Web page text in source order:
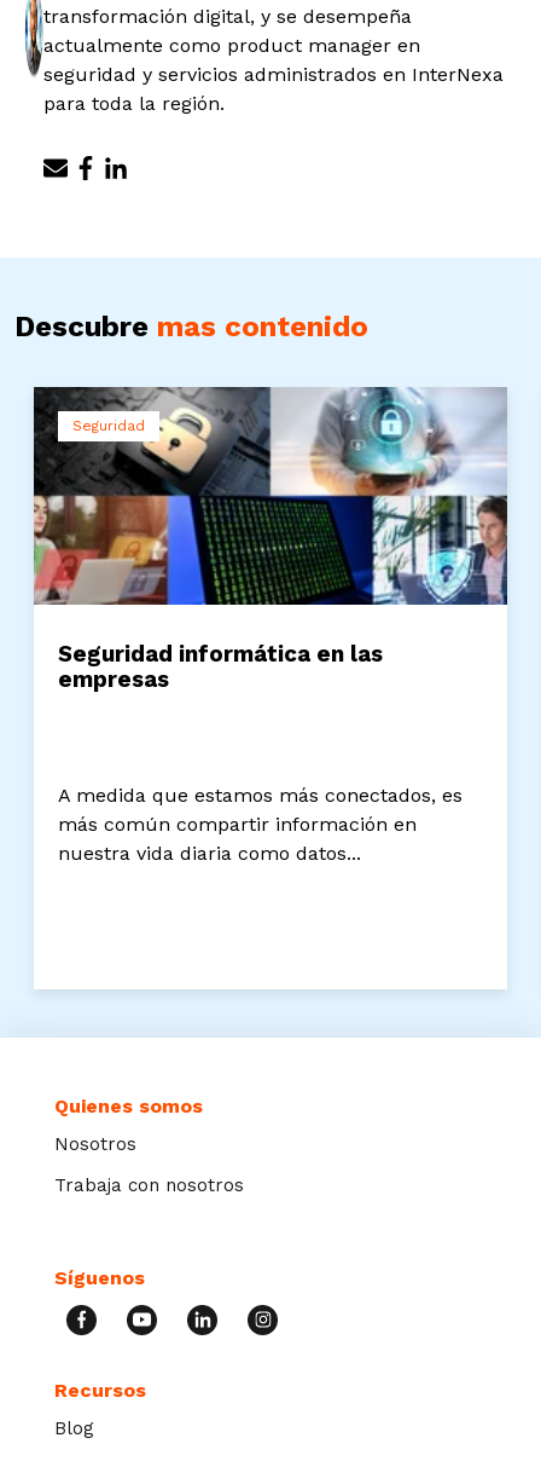
transformación digital, y se desempeña
actualmente como product manager en
seguridad y servicios administrados en InterNexa
para toda la región.
Descubre mas contenido
Seguridad
Seguridad informática en las
empresas
A medida que estamos más conectados, es
más común compartir información en
nuestra vida diaria como datos...
Quienes somos
Nosotros
Trabaja con nosotros
Síguenos
Recursos
Blog